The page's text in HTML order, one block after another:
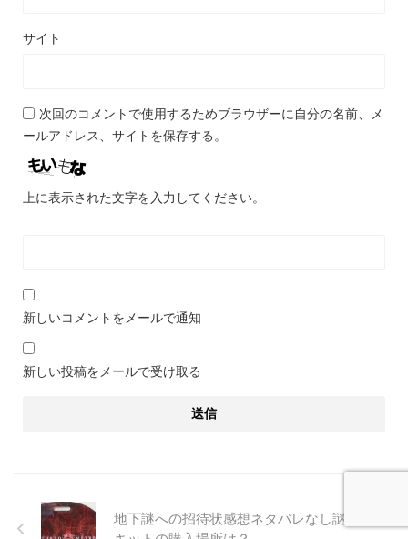
サイト
次回のコメントで使用するためブラウザーに自分の名前、メ
ールアドレス、サイトを保存する。
上に表示された文字を入力してください。
新しいコメントをメールで通知
新しい投稿をメールで受け取る
地下謎への招待状感想ネタバレなし謎解き